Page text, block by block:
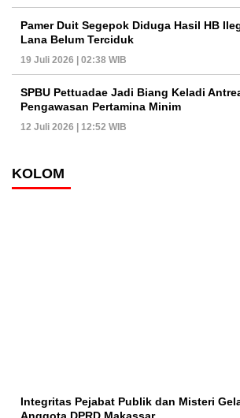
Pamer Duit Segepok Diduga Hasil HB
Lana Belum Terciduk
19 Juli 2026 | 02:38 WIB
SPBU Pettuadae Jadi Biang Keladi
Pengawasan Pertamina Minim
12 Juli 2026 | 12:52 WIB
KOLOM
Integritas Pejabat Publik dan Misteri